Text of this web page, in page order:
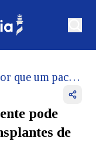
Entenda por que um paciente pode passar por múltiplos transplantes de órgãos, como Faustão
pode
de